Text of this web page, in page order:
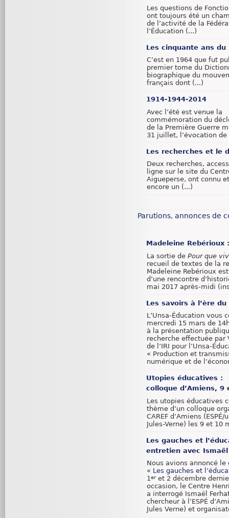
Les questions de
ont toujours été un
de l’activité de la
l’Éducation (...)
Les cinquante ans du
C’est en 1964 que fut
premier tome du
biographique du
français dont (...)
1914-1944-2014
Avec l’été est venue la
commémoration du
de la Première Guerre
31 juillet, l’évocation de
Les recherches et le
Deux recherches,
ligne sur le site du
Aigueperse, ont connu
encore un (...)
Parutions, annonces de
Madeleine Rebérioux
La sortie dePour que
recueil de textes de la
Madeleine Rebérioux
d’une rencontre
mai 2017 après-midi
Les savoirs à l’ère
L’Unsa-Éducation vous
mercredi 15 mars de
à la présentation
recherche effectuée par
de l’IRI pour l’Unsa-
« Production et
numérique et de
Utopies éducatives :
colloque d’Amiens, 9
Les utopies éducatives
thème d’un colloque
CAREF d’Amiens
Jules-Verne) les 9 et 10
Les gauches et
entretien avec
Nous avions annoncé le
« Les gauches et
1er et 2 décembre
occasion, le Centre
a interrogé Ismaël
chercheur à l’ESPÉ
Jules Verne) et